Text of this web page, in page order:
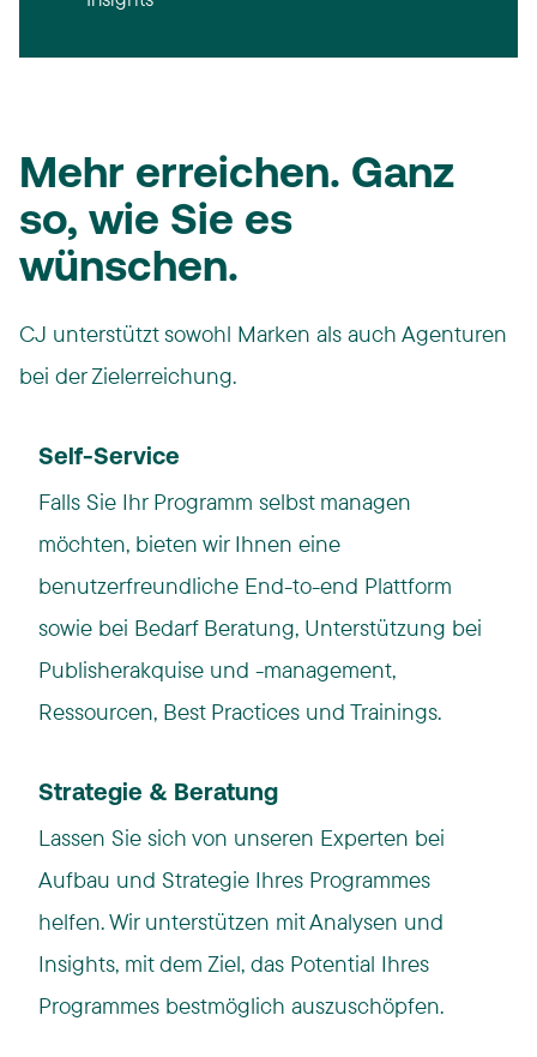
Mehr erreichen. ​Ganz
so, wie Sie es
wünschen.
CJ unterstützt sowohl Marken als auch Agenturen
bei der Zielerreichung.
Self-Service​
Falls Sie Ihr Programm selbst managen
möchten, bieten wir Ihnen eine
benutzerfreundliche End-to-end Plattform
sowie bei Bedarf Beratung, Unterstützung bei
Publisherakquise und -management,
Ressourcen, Best Practices und Trainings.​
Strategie & Beratung
Lassen Sie sich von unseren Experten bei
Aufbau und Strategie Ihres Programmes
helfen. Wir unterstützen mit Analysen und
Insights, mit dem Ziel, das Potential Ihres
Programmes bestmöglich auszuschöpfen. ​